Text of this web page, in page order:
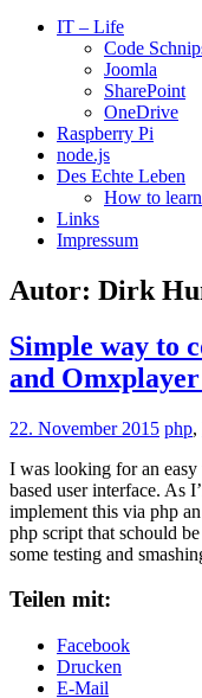
IT – Life
Code
Joomla
SharePoint
OneDrive
Raspberry Pi
node.js
Des Echte Leben
How to
Links
Impressum
Autor: Dirk
Simple way to
and
22. November 2015 php,
I was looking for an
based user interface. As
implement this via php
php script that schould
some testing and
Teilen mit:
Facebook
Drucken
E-Mail